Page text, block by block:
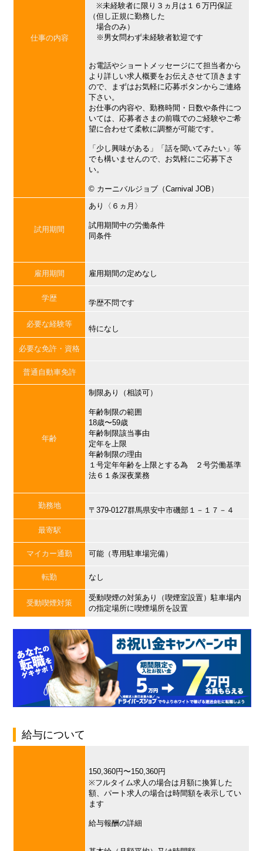
仕事の内容
※未経験者に限り３ヵ月は１６万円保証
（但し正規に勤務した
場合のみ）
※男女問わず未経験者歓迎です
お電話やショートメッセージにて担当者から
より詳しい求人概要をお伝えさせて頂きます
ので、まずはお気軽に応募ボタンからご連絡
下さい。
お仕事の内容や、勤務時間・日数や条件につ
いては、応募者さまの前職でのご経験やご希
望に合わせて柔軟に調整が可能です。
「少し興味がある」「話を聞いてみたい」等
でも構いませんので、お気軽にご応募下さ
い。
©︎ カーニバルジョブ（Carnival JOB）
試用期間
あり〈６ヵ月〉
試用期間中の労働条件
同条件
雇用期間 雇用期間の定めなし
学歴
学歴不問です
必要な経験等
特になし
必要な免許・資格
普通自動車免許
年齢
制限あり（相談可）
年齢制限の範囲
18歳〜59歳
年齢制限該当事由
定年を上限
年齢制限の理由
１号定年年齢を上限とする為 ２号労働基準
法６１条深夜業務
勤務地
〒379-0127群馬県安中市磯部１－１７－４
最寄駅
マイカー通勤 可能（専用駐車場完備）
転勤 なし
受動喫煙対策
受動喫煙の対策あり（喫煙室設置）駐車場内
の指定場所に喫煙場所を設置
給与について
150,360円〜150,360円
※フルタイム求人の場合は月額に換算した
額、パート求人の場合は時間額を表示してい
ます
給与報酬の詳細